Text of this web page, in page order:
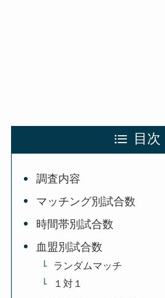
目次
調査内容
マッチング別試合数
時間帯別試合数
血盟別試合数
ランダムマッチ
１対１